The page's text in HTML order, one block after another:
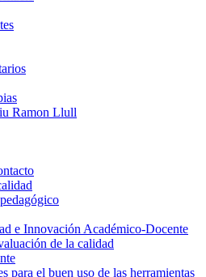
Ramon Llull
e Innovación Académico-Docente
de la calidad
para el buen uso de las herramientas